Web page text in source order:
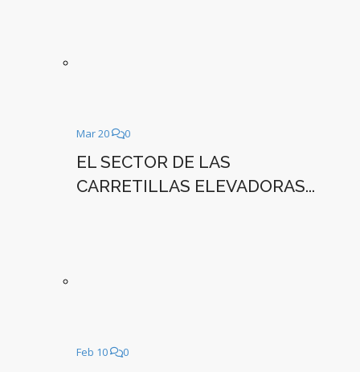
Mar 20 0
EL SECTOR DE LAS
CARRETILLAS ELEVADORAS...
Feb 10 0